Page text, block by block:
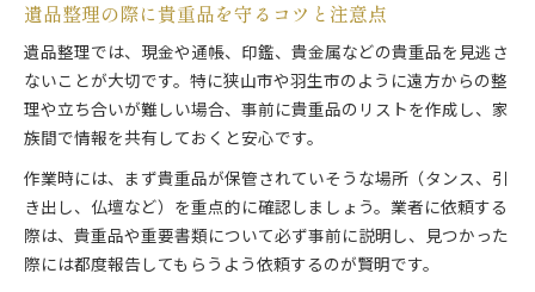
遺品整理の際に貴重品を守るコツと注意点
遺品整理では、現金や通帳、印鑑、貴金属などの貴重品を見逃さ
ないことが大切です。特に狭山市や羽生市のように遠方からの整
理や立ち合いが難しい場合、事前に貴重品のリストを作成し、家
族間で情報を共有しておくと安心です。
作業時には、まず貴重品が保管されていそうな場所（タンス、引
き出し、仏壇など）を重点的に確認しましょう。業者に依頼する
際は、貴重品や重要書類について必ず事前に説明し、見つかった
際には都度報告してもらうよう依頼するのが賢明です。